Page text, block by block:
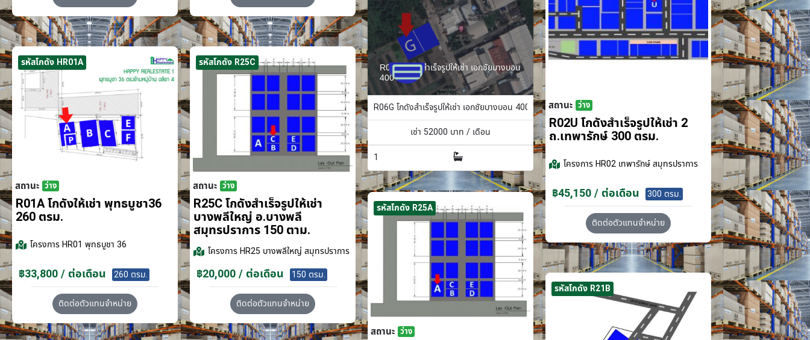
R06G โกดังสำเร็จรูปให้เช่า เอกชัยบางบอน
400 ตรม.
R06G โกดังสำเร็จรูปให้เช่า เอกชัยบางบอน 400 ตรม.
เช่า 52000 บาท / เดือน
1
สถานะ ว่าง
R02U โกดังสำเร็จรูปให้เช่า 2
ถ.เทพารักษ์ 300 ตรม.
โครงการHR02 เทพารักษ์ สมุทรปราการ
฿45,150 / ต่อเดือน 300 ตรม.
ติดต่อตัวแทนจำหน่าย
รหัสโกดัง HR01A
สถานะ ว่าง
R01A โกดังให้เช่า พุทธบูชา36
260 ตรม.
โครงการHR01 พุทธบูชา 36
฿33,800 / ต่อเดือน 260 ตรม.
ติดต่อตัวแทนจำหน่าย
รหัสโกดัง R25C
สถานะ ว่าง
R25C โกดังสำเร็จรูปให้เช่า
บางพลีใหญ่ อ.บางพลี
สมุทรปราการ 150 ตาม.
โครงการHR25 บางพลีใหญ่ สมุทรปราการ
฿20,000 / ต่อเดือน 150 ตรม.
ติดต่อตัวแทนจำหน่าย
รหัสโกดัง R25A
สถานะ ว่าง
รหัสโกดัง R21B